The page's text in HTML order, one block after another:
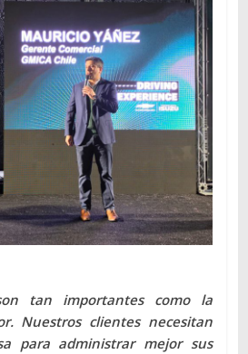
tan importantes como la
Nuestros clientes necesitan
para administrar mejor sus